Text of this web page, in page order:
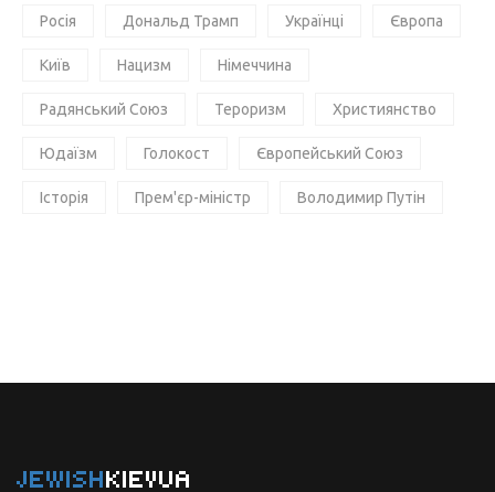
Росія Дональд Трамп Українці Європа
Київ Нацизм Німеччина
Радянський Союз Тероризм Християнство
Юдаїзм Голокост Європейський Союз
Історія Прем'єр-міністр Володимир Путін
JEWISHKIEVUA